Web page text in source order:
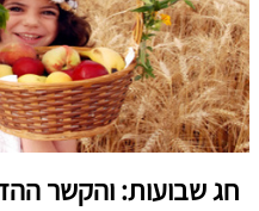
חג שבועות: והקשר